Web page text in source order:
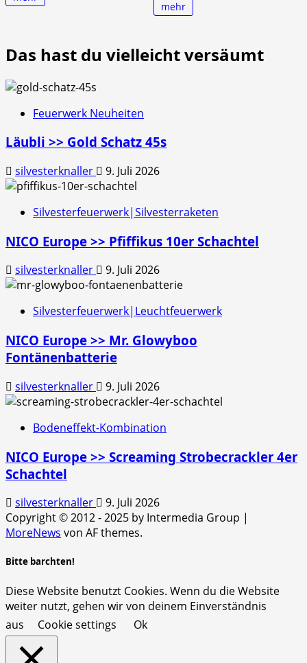
mehr
Das hast du vielleicht versäumt
Feuerwerk Neuheiten
Läubli >> Gold Schatz 45s
silvesterknaller 9. Juli 2026
Silvesterfeuerwerk|Silvesterraketen
NICO Europe >> Pfiffikus 10er Schachtel
silvesterknaller 9. Juli 2026
Silvesterfeuerwerk|Leuchtfeuerwerk
NICO Europe >> Mr. Glowyboo
Fontänenbatterie
silvesterknaller 9. Juli 2026
Bodeneffekt-Kombination
NICO Europe >> Screaming Strobecrackler 4er
Schachtel
silvesterknaller
9. Juli 2026
Copyright © 2012 - 2025 by Intermedia Group |
MoreNews von AF themes.
Bitte barchten!
Diese Website benutzt Cookies. Wenn du die Website
weiter nutzt, gehen wir von deinem Einverständnis
aus
Cookie settings Ok